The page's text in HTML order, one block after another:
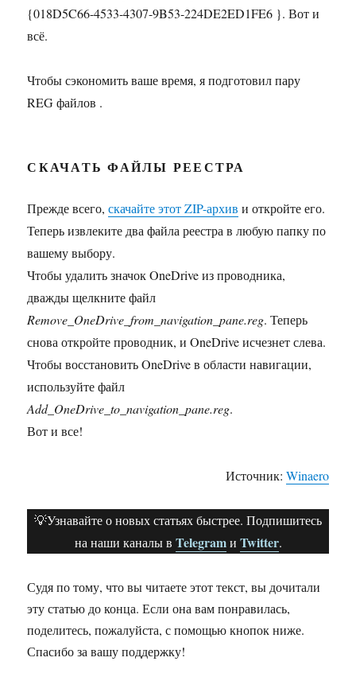
{018D5C66-4533-4307-9B53-224DE2ED1FE6 }. Вот и
всё.
Чтобы сэкономить ваше время, я подготовил пару
REG файлов .
СКАЧАТЬ ФАЙЛЫ РЕЕСТРА
Прежде всего,скачайте этот ZIP-архив и откройте его.
Теперь извлеките два файла реестра в любую папку по
вашему выбору.
Чтобы удалить значок OneDrive из проводника,
дважды щелкните файл
Remove_OneDrive_from_navigation_pane.reg. Теперь
снова откройте проводник, и OneDrive исчезнет слева.
Чтобы восстановить OneDrive в области навигации,
используйте файл
Add_OneDrive_to_navigation_pane.reg.
Вот и все!
Источник: Winaero
💡Узнавайте о новых статьях быстрее. Подпишитесь
на наши каналы в Telegramи Twitter.
Судя по тому, что вы читаете этот текст, вы дочитали
эту статью до конца. Если она вам понравилась,
поделитесь, пожалуйста, с помощью кнопок ниже.
Спасибо за вашу поддержку!